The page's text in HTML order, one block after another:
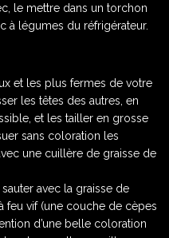
le mettre dans un torchon
à légumes du réfrigérateur.
et les plus fermes de votre
les têtes des autres, en
et les tailler en grosse
sans coloration les
une cuillère de graisse de
avec la graisse de
feu vif (une couche de cèpes
d’une belle coloration